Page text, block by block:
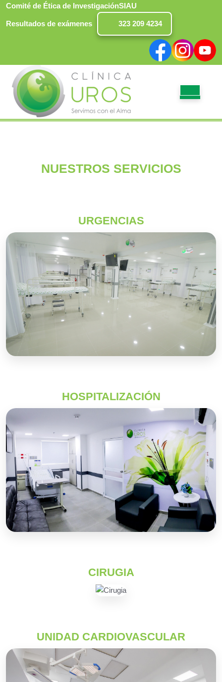
Saltar
contenido
Comité de Ética de InvestigaciónSIAU
Resultados de exámenes 323 209 4234
FacebookInstagram
DE
NUESTROS SERVICIOS
URGENCIAS
HOSPITALIZACIÓN
CIRUGIA
UNIDAD CARDIOVASCULAR